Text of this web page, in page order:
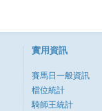
實用資訊
賽馬日一般資訊
檔位統計
騎師王統計